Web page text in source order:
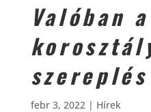
Valóban a
febr 3, 2022| Hírek